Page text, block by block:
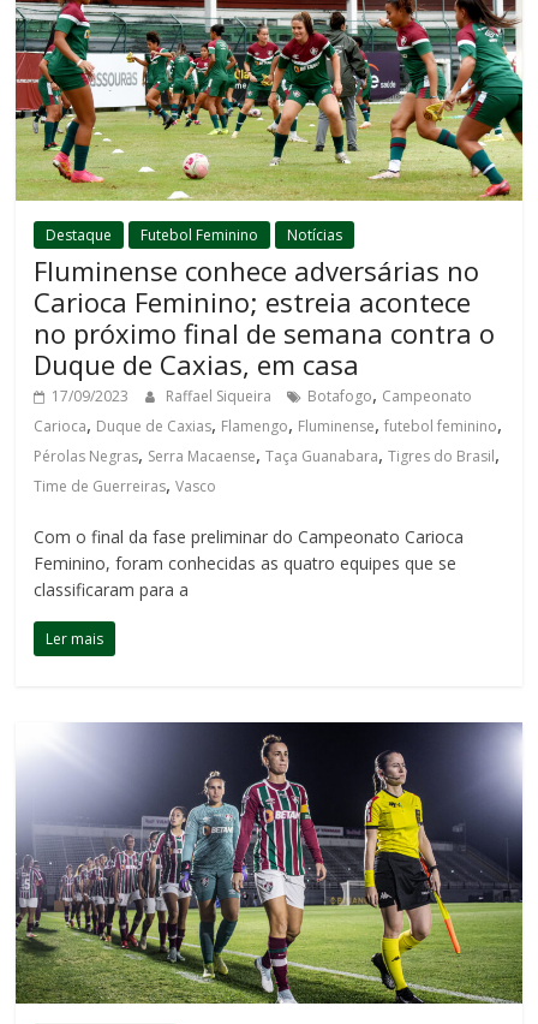
Destaque Futebol Feminino Notícias
Fluminense conhece adversárias no
Carioca Feminino; estreia acontece
no próximo final de semana contra o
Duque de Caxias, em casa
17/09/2023 Raffael Siqueira Botafogo, Campeonato
Carioca, Duque de Caxias, Flamengo, Fluminense,futebol feminino,
Pérolas Negras, Serra Macaense,Taça Guanabara,Tigres do Brasil,
Time de Guerreiras,Vasco
Com o final da fase preliminar do Campeonato Carioca
Feminino, foram conhecidas as quatro equipes que se
classificaram para a
Ler mais